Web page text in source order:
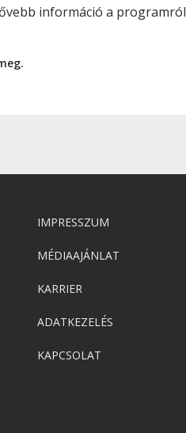
információ a programról
IMPRESSZUM
MÉDIAAJÁNLAT
KARRIER
ADATKEZELÉS
KAPCSOLAT